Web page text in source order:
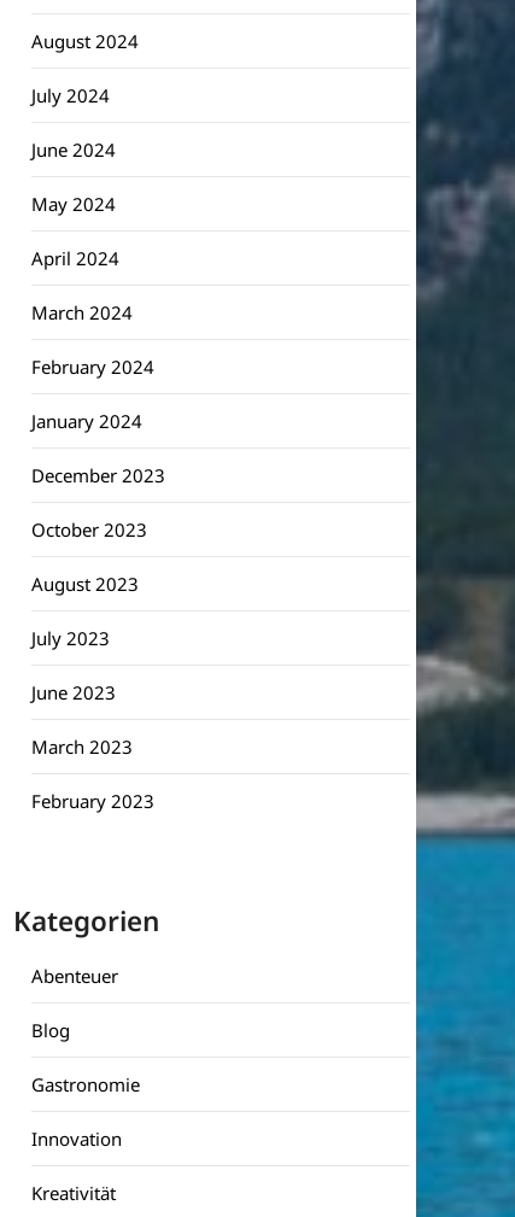
August 2024
July 2024
June 2024
May 2024
April 2024
March 2024
February 2024
January 2024
December 2023
October 2023
August 2023
July 2023
June 2023
March 2023
February 2023
Kategorien
Abenteuer
Blog
Gastronomie
Innovation
Kreativität